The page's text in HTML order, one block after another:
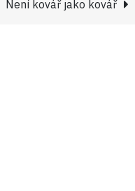
Není kovář jako kovář